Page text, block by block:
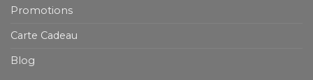
Promotions
Carte Cadeau
Blog